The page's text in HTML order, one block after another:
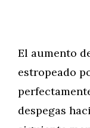
El aumento
estropeado
despegas